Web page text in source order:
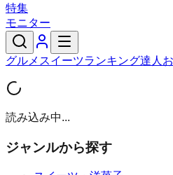
特集
モニター
グルメ スイーツランキング達人
読み込み中...
ジャンルから探す